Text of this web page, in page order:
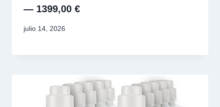
— 1399,00 €
julio 14, 2026